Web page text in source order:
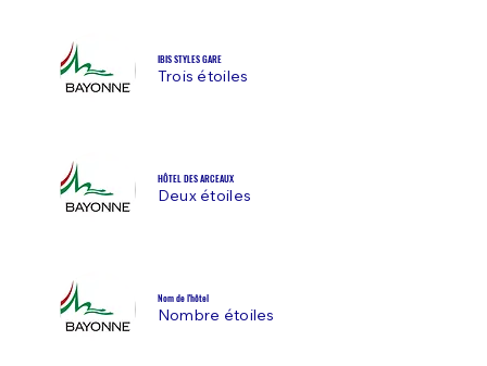
IBIS STYLES GARE
Trois étoiles
​HÔTEL DES ARCEAUX
Deux étoiles
Nom de l'hôtel
Nombre étoiles